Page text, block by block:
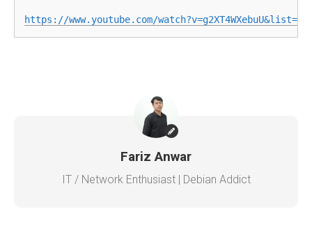
Fariz Anwar
IT / Network Enthusiast | Debian Addict